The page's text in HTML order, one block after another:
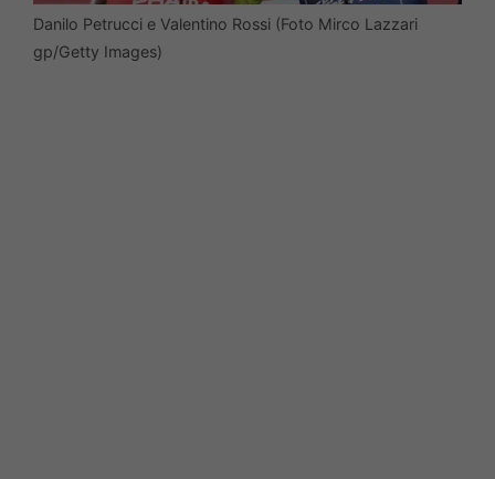
Danilo Petrucci e Valentino Rossi (Foto Mirco Lazzari
gp/Getty Images)